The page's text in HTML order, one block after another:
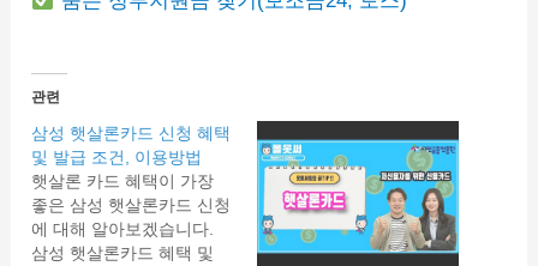
관련
삼성 햇살론카드 신청 혜택
및 발급 조건, 이용방법
햇살론 카드 혜택이 가장
좋은 삼성 햇살론카드 신청
에 대해 알아보겠습니다.
삼성 햇살론카드 혜택 및